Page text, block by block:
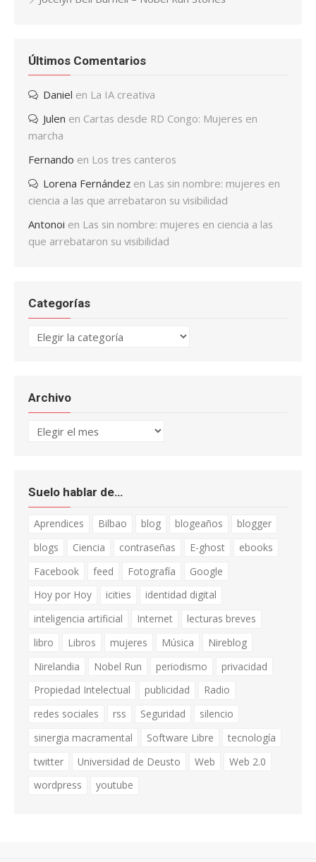
Últimos Comentarios
Daniel en La IA creativa
Julen en Cartas desde RD Congo: Mujeres en
marcha
Fernando en Los tres canteros
Lorena Fernández en Las sin nombre: mujeres en
ciencia a las que arrebataron su visibilidad
Antonoi en Las sin nombre: mujeres en ciencia a las
que arrebataron su visibilidad
Categorías
Categorías
Archivo
Archivo
Suelo hablar de…
Aprendices Bilbao blog blogeaños
blogger
blogs
Ciencia contraseñas E-ghost
ebooks
Facebook
feed Fotografía
Google
Hoy por Hoy
icities
identidad digital
inteligencia artificial
Internet
lecturas breves
libro
Libros mujeres Música
Nireblog
Nirelandia
Nobel Run periodismo
privacidad
Propiedad Intelectual
publicidad
Radio
redes sociales
rss Seguridad
silencio
sinergia macramental
Software Libre
tecnología
twitter
Universidad de Deusto Web
Web 2.0
wordpress
youtube